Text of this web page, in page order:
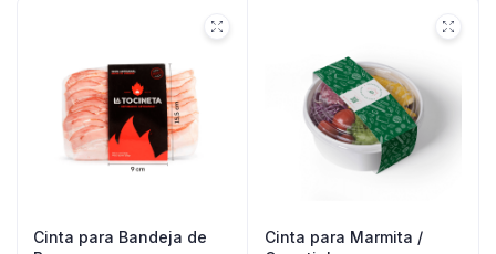
Cinta para Bandeja de
Cinta para Marmita /